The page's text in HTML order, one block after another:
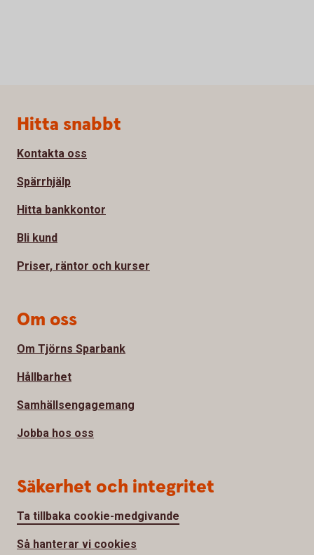
Sidfot
Hitta snabbt
Kontakta oss
Spärrhjälp
Hitta bankkontor
Bli kund
Priser, räntor och kurser
Om oss
Om Tjörns Sparbank
Hållbarhet
Samhällsengagemang
Jobba hos oss
Säkerhet och integritet
Ta tillbaka cookie-medgivande
Så hanterar vi cookies